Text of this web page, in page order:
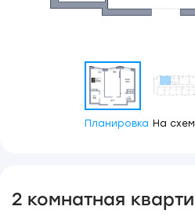
Планировка На
2 комнатная